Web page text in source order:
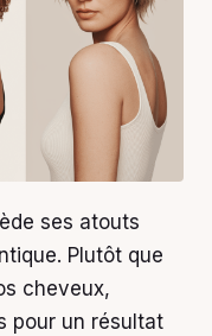
ses atouts
Plutôt que
cheveux,
pour un résultat